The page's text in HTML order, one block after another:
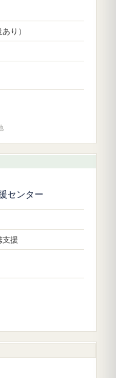
り）
センター
支援